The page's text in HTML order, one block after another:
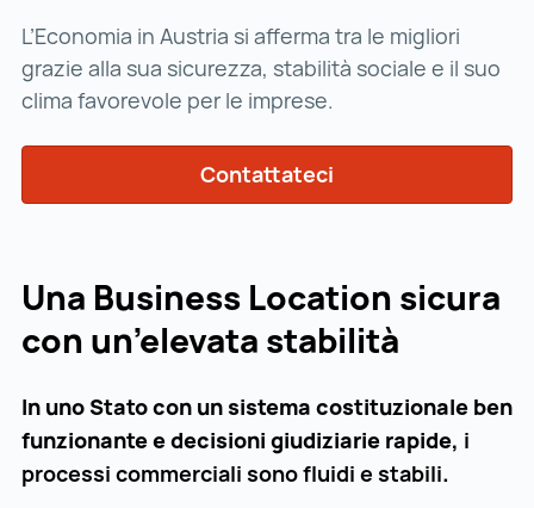
L’Economia in Austria si afferma tra le migliori
grazie alla sua sicurezza, stabilità sociale e il suo
clima favorevole per le imprese.
Contattateci
Una Business Location sicura
con un’elevata stabilità
In uno Stato con un sistema costituzionale ben
funzionante e decisioni giudiziarie rapide, i
processi commerciali sono fluidi e stabili.